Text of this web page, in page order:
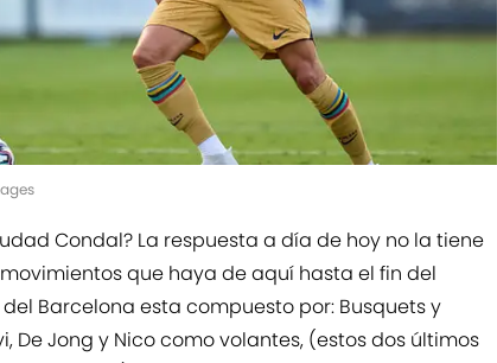
Condal? La respuesta a día de hoy no la tiene
que haya de aquí hasta el fin del
Barcelona esta compuesto por: Busquets y
De Jong y Nico como volantes, (estos dos últimos